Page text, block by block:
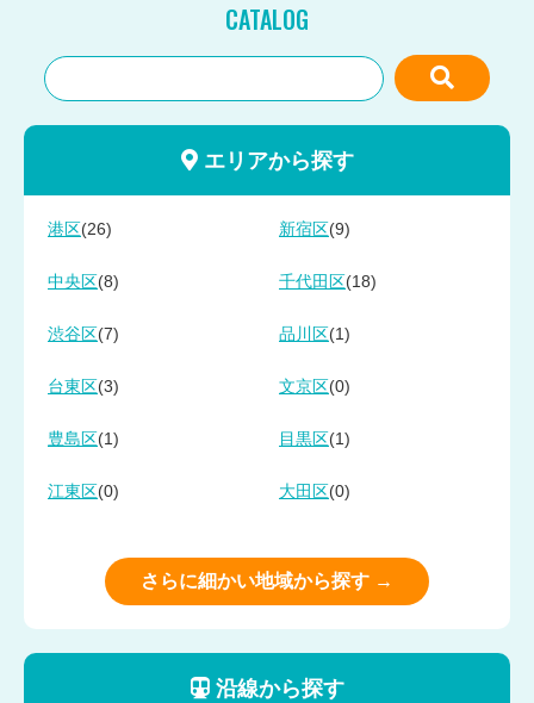
CATALOG
エリアから探す
港区 (26) 新宿区 (9)
中央区 (8) 千代田区 (18)
渋谷区 (7) 品川区 (1)
台東区 (3) 文京区 (0)
豊島区 (1) 目黒区 (1)
江東区 (0) 大田区 (0)
さらに細かい地域から探す →
沿線から探す